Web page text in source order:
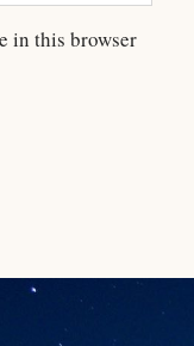
in this browser